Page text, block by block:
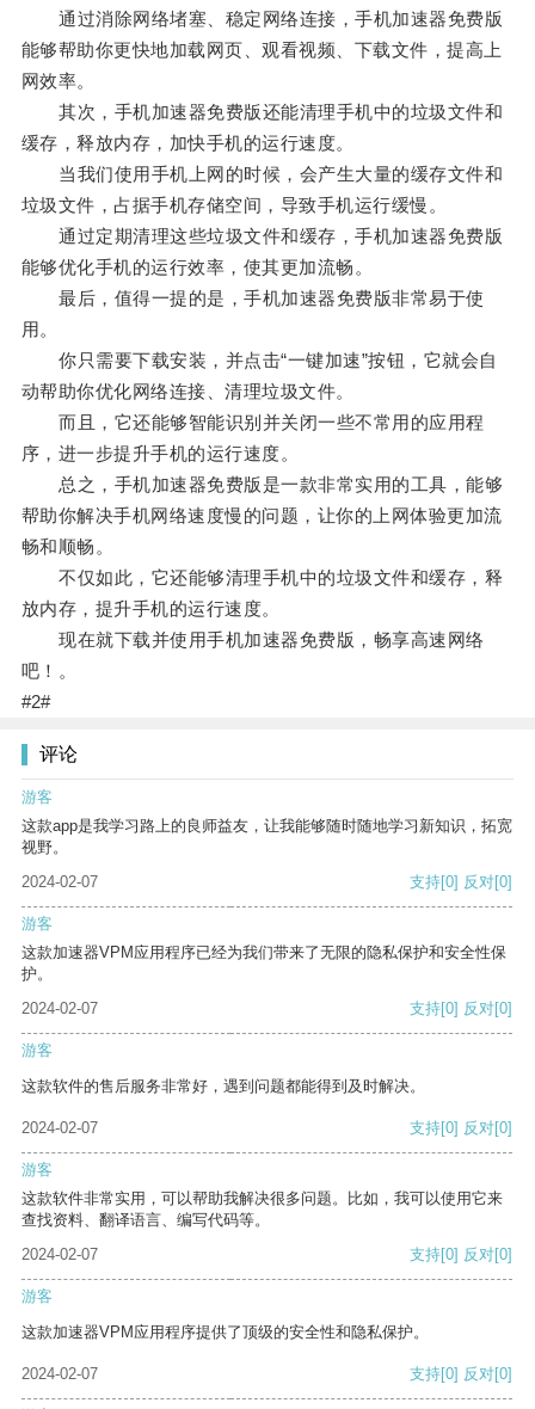
通过消除网络堵塞、稳定网络连接，手机加速器免费版
能够帮助你更快地加载网页、观看视频、下载文件，提高上
网效率。
其次，手机加速器免费版还能清理手机中的垃圾文件和
缓存，释放内存，加快手机的运行速度。
当我们使用手机上网的时候，会产生大量的缓存文件和
垃圾文件，占据手机存储空间，导致手机运行缓慢。
通过定期清理这些垃圾文件和缓存，手机加速器免费版
能够优化手机的运行效率，使其更加流畅。
最后，值得一提的是，手机加速器免费版非常易于使
用。
你只需要下载安装，并点击“一键加速”按钮，它就会自
动帮助你优化网络连接、清理垃圾文件。
而且，它还能够智能识别并关闭一些不常用的应用程
序，进一步提升手机的运行速度。
总之，手机加速器免费版是一款非常实用的工具，能够
帮助你解决手机网络速度慢的问题，让你的上网体验更加流
畅和顺畅。
不仅如此，它还能够清理手机中的垃圾文件和缓存，释
放内存，提升手机的运行速度。
现在就下载并使用手机加速器免费版，畅享高速网络
吧！。
#2#
评论
游客
这款app是我学习路上的良师益友，让我能够随时随地学习新知识，拓宽
视野。
2024-02-07
支持[0] 反对[0]
游客
这款加速器VPM应用程序已经为我们带来了无限的隐私保护和安全性保
护。
2024-02-07
支持[0] 反对[0]
游客
这款软件的售后服务非常好，遇到问题都能得到及时解决。
2024-02-07 支持[0] 反对[0]
游客
这款软件非常实用，可以帮助我解决很多问题。比如，我可以使用它来
查找资料、翻译语言、编写代码等。
2024-02-07
支持[0] 反对[0]
游客
这款加速器VPM应用程序提供了顶级的安全性和隐私保护。
2024-02-07 支持[0] 反对[0]